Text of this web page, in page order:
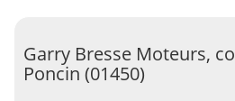
Garry Bresse Moteurs,
Poncin (01450)